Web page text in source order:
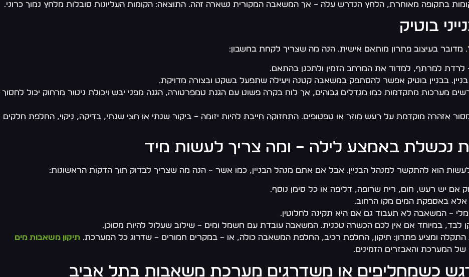
בוטיק
מדובר בעיצוב פתרון מותאם אישית. הנה מה שצריך לקחת בחשבון:
– לרדת למרתף, למדוד את המרחב הזמין ולתכנן בהתאם.
בבניין בוטיק אפשר להסתפק במשאבה קטנה ויעילה שתפעל בשקט ובצורה מדויקת.
מערכות מתקדמות כמו מגדלים גבוהים, אך לוח בקרה פשוט עם הגנת טמפרטורה, הגנה מפני יבש ויכולת ניטור מרחוק יכול לחסוך
אזהרה מוקדמת על רעש מוזר או טפטופים. התחזוקה חייבת להיות יזומה – ביקור שנתי או חצי שנתי, בדיקה, ניקוי, החלפת חלקים
באמצע לילה – ומה צריך לעשות מיד
הוא להתקשר למנהל הבניין. אבל אם אתם מנהל הבניין, כמו אשר – הנה מה שצריך לבדוק תוך הדקות הראשונות:
אם יש רעש, חום, ריח שרופה, דליפה או כל סימן נוסף.
אלא באספקת המים מקו הרחוב.
– המשאבה לא תעבוד גם אם היא תקינה לחלוטין.
לבד, במיוחד אם אין לכם הכשרה טכנית. המשאבה עובדת עם חשמל ומים – שילוב שעלול להיות מסוכן.
ומציע פתרון: תיקון, החלפת רכיב, החלפת המשאבה כולה, או – במקרים חמורים – שדרוג כל המערכת. תיקון משאבות מים
המערכת והאבזרים הזמינים.
כשמחליפים או משדרגים מערכת משאבות בתל אביב